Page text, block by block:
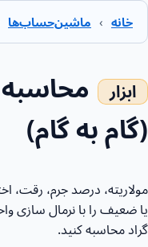
خانه › ماشین‌حساب‌ها
(گام به گام)
گراد محاسبه کنید.